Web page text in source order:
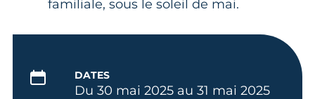
familiale, sous le soleil de mai.
DATES
Du 30 mai 2025 au 31 mai 2025